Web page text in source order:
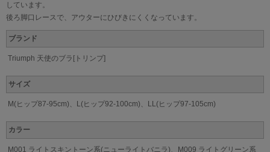
しています。
後ろ脚口レースで、アウターにひびきにくくなっています。
ブランド
Triumph 天使のブラ[トリンプ]
サイズ
M(ヒップ87-95cm)、L(ヒップ92-100cm)、LL(ヒップ97-105cm)
カラー
M001 ライトスキントーン系(ニューライトバニラ)、M009 ライトグリーン系